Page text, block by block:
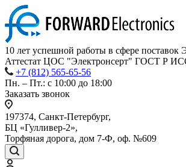
10 лет успешной работы в сфере поставок
Аттестат ЦОС "Электронсерт" ГОСТ Р
+7 (812) 565-65-56
Пн. – Пт.: с 10:00 до 18:00
Заказать звонок
197374, Санкт-Петербург,
БЦ «Гулливер-2»,
Торфяная дорога, дом 7-Ф, оф. №609